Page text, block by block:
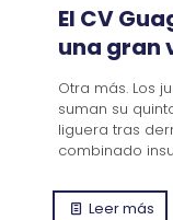
El CV
una gran
Otra más. Los
suman su
liguera tras
combinado
Leer más